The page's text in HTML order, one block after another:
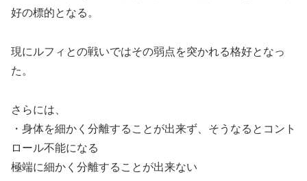
好の標的となる。
現にルフィとの戦いではその弱点を突かれる格好となっ
た。
さらには、
・身体を細かく分離することが出来ず、そうなるとコント
ロール不能になる
極端に細かく分離することが出来ない